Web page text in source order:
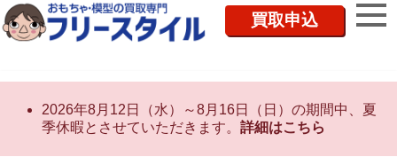
買取申込
2026年8月12日（水）～8月16日（日）の期間中、夏
季休暇とさせていただきます。 詳細はこちら